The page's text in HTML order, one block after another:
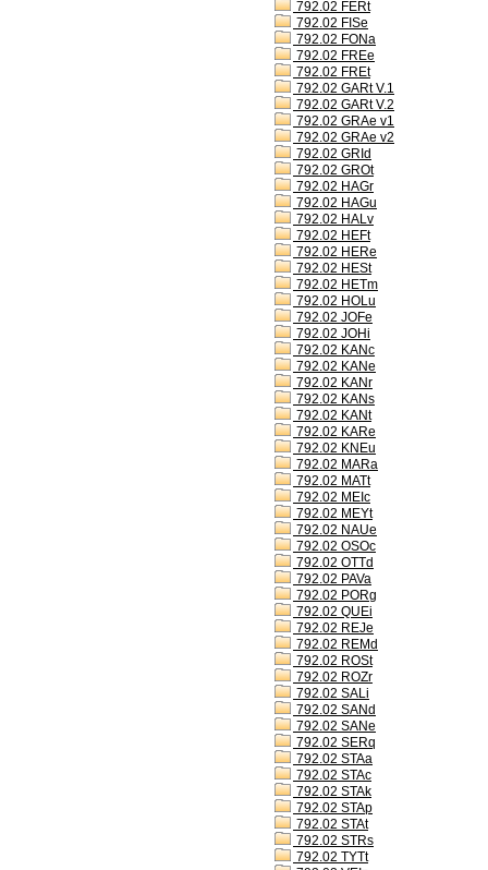
792.02 FERt
792.02 FISe
792.02 FONa
792.02 FREe
792.02 FREt
792.02 GARt V.1
792.02 GARt V.2
792.02 GRAe v1
792.02 GRAe v2
792.02 GRId
792.02 GROt
792.02 HAGr
792.02 HAGu
792.02 HALv
792.02 HEFt
792.02 HERe
792.02 HESt
792.02 HETm
792.02 HOLu
792.02 JOFe
792.02 JOHi
792.02 KANc
792.02 KANe
792.02 KANr
792.02 KANs
792.02 KANt
792.02 KARe
792.02 KNEu
792.02 MARa
792.02 MATt
792.02 MEIc
792.02 MEYt
792.02 NAUe
792.02 OSOc
792.02 OTTd
792.02 PAVa
792.02 PORg
792.02 QUEi
792.02 REJe
792.02 REMd
792.02 ROSt
792.02 ROZr
792.02 SALi
792.02 SANd
792.02 SANe
792.02 SERq
792.02 STAa
792.02 STAc
792.02 STAk
792.02 STAp
792.02 STAt
792.02 STRs
792.02 TYTt